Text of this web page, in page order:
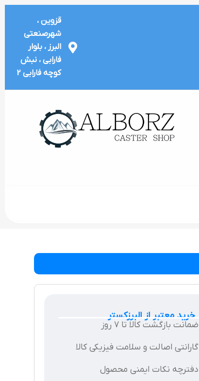
قزوین ،
شهرصنعتی
البرز ، بلوار
فارابی ، نبش
کوچه فارابی 2
خرید معتبر از البرزکستر
ضمانت بازگشت کالا تا 7 روز
گارانتی اصالت و سلامت فیزیکی کالا
دفترچه نکات ایمنی محصول